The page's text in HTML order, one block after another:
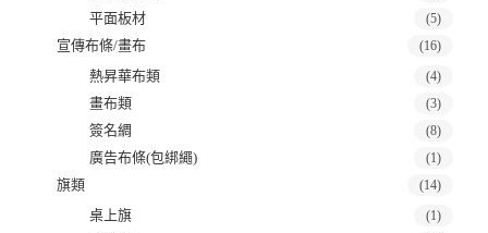
平面板材 (5)
宣傳布條/畫布 (16)
熱昇華布類 (4)
畫布類 (3)
簽名綢 (8)
廣告布條(包綁繩) (1)
旗類 (14)
桌上旗 (1)